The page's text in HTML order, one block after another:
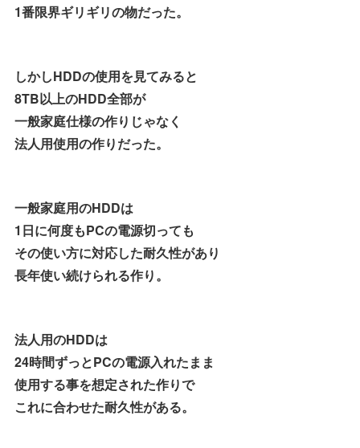
1番限界ギリギリの物だった。
しかしHDDの使用を見てみると
8TB以上のHDD全部が
一般家庭仕様の作りじゃなく
法人用使用の作りだった。
一般家庭用のHDDは
1日に何度もPCの電源切っても
その使い方に対応した耐久性があり
長年使い続けられる作り。
法人用のHDDは
24時間ずっとPCの電源入れたまま
使用する事を想定された作りで
これに合わせた耐久性がある。